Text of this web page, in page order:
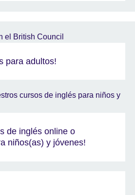
para adultos!
de inglés online o
niños(as) y jóvenes!